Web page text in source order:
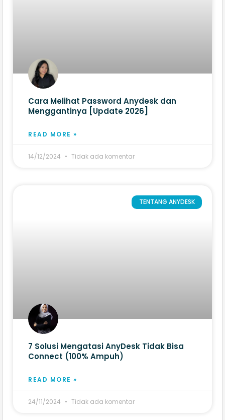
Cara Melihat Password Anydesk dan
Menggantinya [Update 2026]
READ MORE »
14/12/2024 Tidak ada komentar
TENTANG ANYDESK
7 Solusi Mengatasi AnyDesk Tidak Bisa
Connect (100% Ampuh)
READ MORE »
24/11/2024 Tidak ada komentar